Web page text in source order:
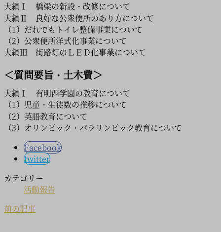
大綱Ⅰ 橋梁の新設・改修について
大綱Ⅱ 良好な公衆便所のあり方について
（1）だれでもトイレ整備事業について
（2）公衆便所洋式化事業について
大綱Ⅲ 街路灯のＬＥＤ化事業について
＜質問要旨・土木費＞
大綱Ⅰ 有明西学園の教育について
（1）児童・生徒数の推移について
（2）英語教育について
（3）オリンピック・パラリンピック教育について
Facebook
twitter
カテゴリー
活動報告
前の記事